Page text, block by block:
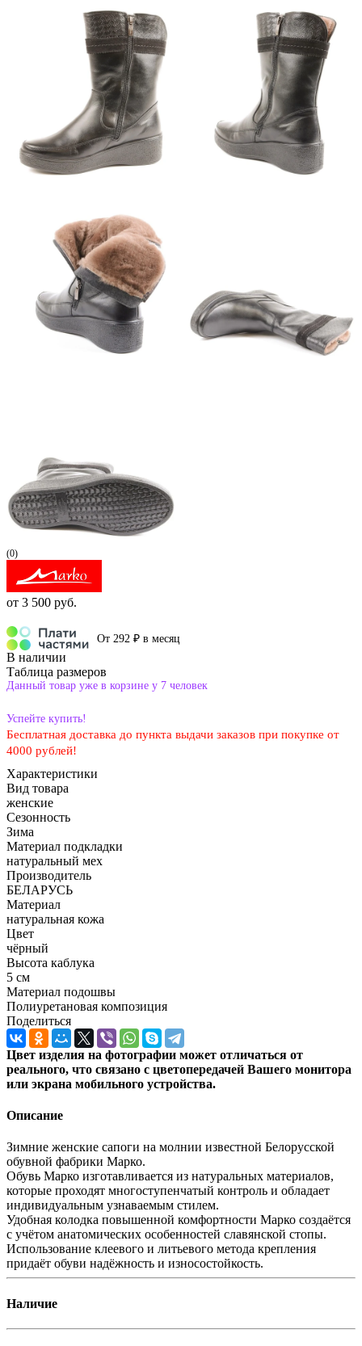
(0)
от 3 500 руб.
От 292 ₽ в месяц
В наличии
Таблица размеров
Данный товар уже в корзине у 7 человек
Успейте купить!
Бесплатная доставка до пункта выдачи заказов при покупке от
4000 рублей!
Характеристики
Вид товара
женские
Сезонность
Зима
Материал подкладки
натуральный мех
Производитель
БЕЛАРУСЬ
Материал
натуральная кожа
Цвет
чёрный
Высота каблука
5 см
Материал подошвы
Полиуретановая композиция
Поделиться
Цвет изделия на фотографии может отличаться от
реального, что связано с цветопередачей Вашего монитора
или экрана мобильного устройства.
Описание
Зимние женские сапоги на молнии известной Белорусской
обувной фабрики Марко.
Обувь Марко изготавливается из натуральных материалов,
которые проходят многоступенчатый контроль и обладает
индивидуальным узнаваемым стилем.
Удобная колодка повышенной комфортности Марко создаётся
с учётом анатомических особенностей славянской стопы.
Использование клеевого и литьевого метода крепления
придаёт обуви надёжность и износостойкость.
Наличие